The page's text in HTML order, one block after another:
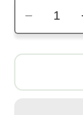
Réduire
la
quantité
Oignon